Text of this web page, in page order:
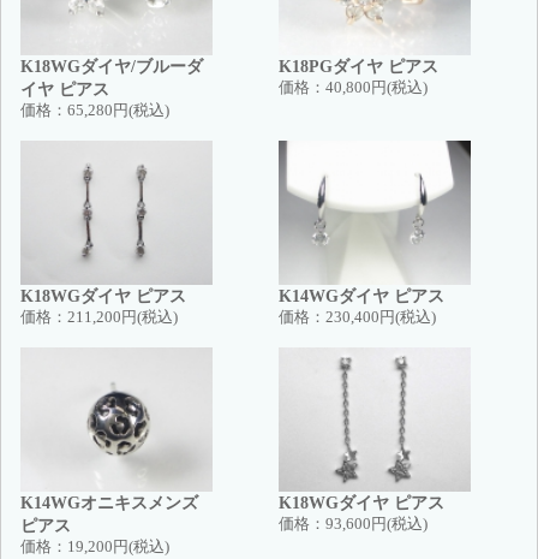
K18WGダイヤ/ブルーダ
イヤ ピアス
価格： 65,280円(税込)
K18PGダイヤ ピアス
価格： 40,800円(税込)
K18WGダイヤ ピアス
価格： 211,200円(税込)
K14WGダイヤ ピアス
価格： 230,400円(税込)
K14WGオニキスメンズ
ピアス
価格： 19,200円(税込)
K18WGダイヤ ピアス
価格： 93,600円(税込)